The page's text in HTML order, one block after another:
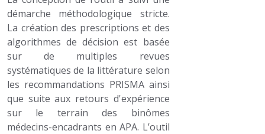
démarche méthodologique stricte.
La création des prescriptions et des
algorithmes de décision est basée
sur de multiples revues
systématiques de la littérature selon
les recommandations PRISMA ainsi
que suite aux retours d'expérience
sur le terrain des binômes
médecins-encadrants en APA. L’outil